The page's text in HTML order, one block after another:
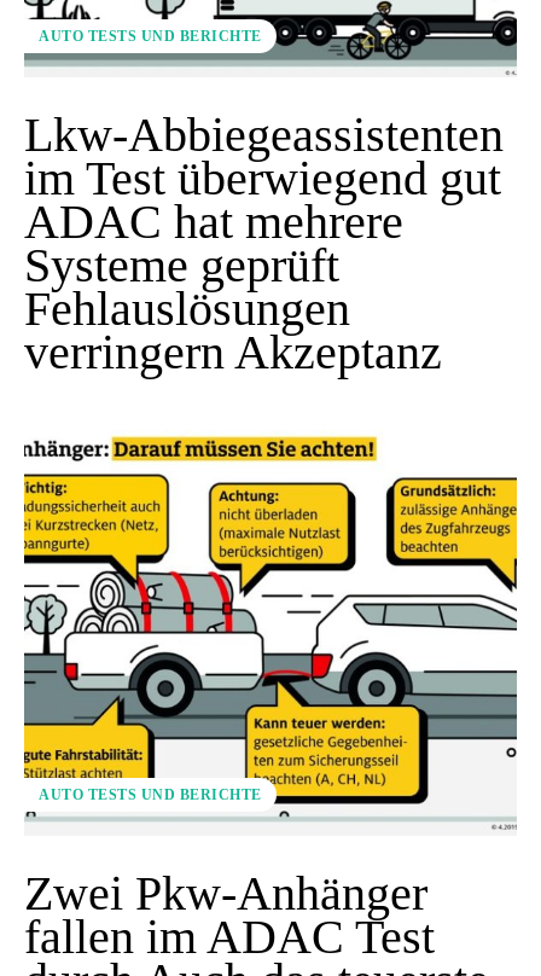
AUTO TESTS UND BERICHTE
Lkw-Abbiegeassistenten
im Test überwiegend gut
ADAC hat mehrere
Systeme geprüft
Fehlauslösungen
verringern Akzeptanz
AUTO TESTS UND BERICHTE
Zwei Pkw-Anhänger
fallen im ADAC Test